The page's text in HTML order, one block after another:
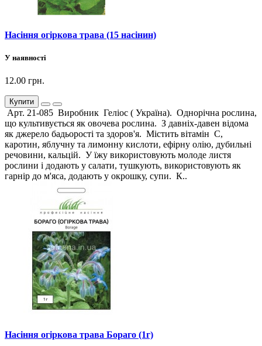
Насіння огіркова трава (15 насінин)
У наявності
12.00 грн.
Купити
Арт. 21-085 Виробник Геліос ( Україна). Однорічна рослина,
що культивується як овочева рослина. З давніх-давен відома
як джерело бадьорості та здоров'я. Містить вітамін С,
каротин, яблучну та лимонну кислоти, ефірну олію, дубильні
речовини, кальцій. У їжу використовують молоде листя
рослини і додають у салати, тушкують, використовують як
гарнір до м'яса, додають у окрошку, супи. К..
Насіння огіркова трава Бораго (1г)